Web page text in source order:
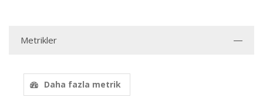
Metrikler
Daha fazla metrik